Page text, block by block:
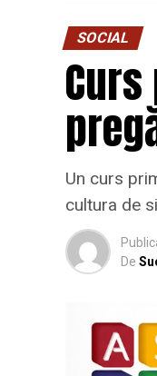
SOCIAL
Un curs
cultura de
De